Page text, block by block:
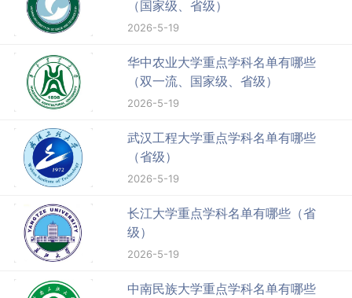
（国家级、省级）
2026-5-19
华中农业大学重点学科名单有哪些
（双一流、国家级、省级）
2026-5-19
武汉工程大学重点学科名单有哪些
（省级）
2026-5-19
长江大学重点学科名单有哪些（省
级）
2026-5-19
中南民族大学重点学科名单有哪些